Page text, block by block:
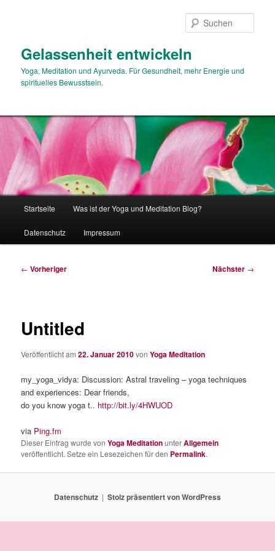
Gelassenheit entwickeln
Yoga, Meditation und Ayurveda. Für Gesundheit, mehr Energie und
spirituelles Bewusstsein.
Startseite Was ist der Yoga und Meditation Blog?
Datenschutz Impressum
Beitragsnavigation
← Vorheriger Nächster →
Untitled
Veröffentlicht am22. Januar 2010vonYoga Meditation
my_yoga_vidya: Discussion: Astral traveling – yoga techniques
and experiences: Dear friends,
do you know yoga t.. http://bit.ly/4HWUOD
via Ping.fm
Dieser Eintrag wurde vonYoga MeditationunterAllgemein
veröffentlicht. Setze ein Lesezeichen für den Permalink.
Datenschutz Stolz präsentiert von WordPress